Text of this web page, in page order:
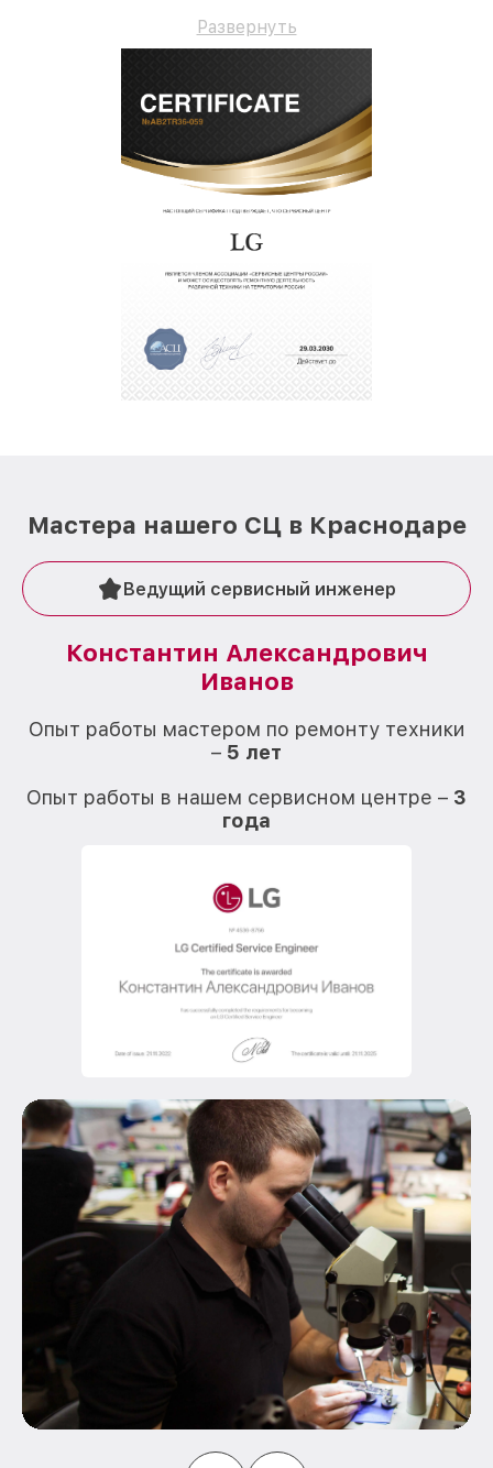
Развернуть
Мастера нашего СЦ в Краснодаре
Ведущий сервисный инженер
Константин Александрович
Иванов
Опыт работы мастером по ремонту техники
– 5 лет
Опыт работы в нашем сервисном центре – 3
года